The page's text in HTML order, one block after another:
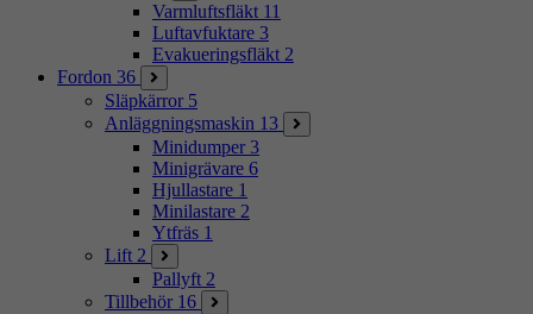
Varmluftsfläkt 11
Luftavfuktare 3
Evakueringsfläkt 2
Fordon 36
Släpkärror 5
Anläggningsmaskin 13
Minidumper 3
Minigrävare 6
Hjullastare 1
Minilastare 2
Ytfräs 1
Lift 2
Pallyft 2
Tillbehör 16